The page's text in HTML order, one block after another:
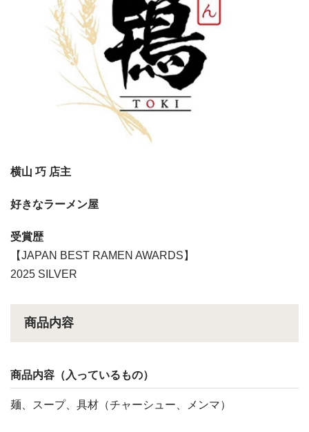
横山 巧 店主
好きなラーメン屋
受賞歴
【JAPAN BEST RAMEN AWARDS】
2025 SILVER
商品内容
商品内容（入っているもの）
麺、スープ、具材（チャーシュー、メンマ）